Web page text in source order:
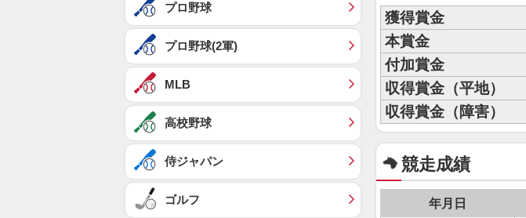
獲得賞金
本賞金
付加賞金
収得賞金（平地）
収得賞金（障害）
競走成績
年月日
プロ野球
プロ野球(2軍)
MLB
高校野球
侍ジャパン
ゴルフ